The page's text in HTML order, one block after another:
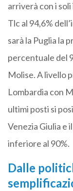
arriverà con i
Tlc al 94,6%
sarà la Puglia la
percentuale del
Molise. A livello
Lombardia con
ultimi posti si
Venezia Giulia e
inferiore al 90%.
Dalle